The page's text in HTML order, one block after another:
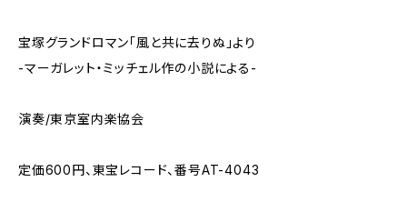
宝塚グランドロマン「風と共に去りぬ」より
-マーガレット・ミッチェル作の小説による-
演奏/東京室内楽協会
定価600円、東宝レコード、番号AT-4043